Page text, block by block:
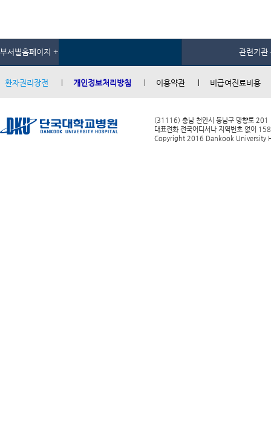
부서별홈페이지 + 관련기관
환자권리장전 개인정보처리방침 이용약관 비급여진료비용
(31116) 충남 천안시 동남구 망향로 201
대표전화 전국어디서나 지역번호 없이
Copyright 2016 Dankook University